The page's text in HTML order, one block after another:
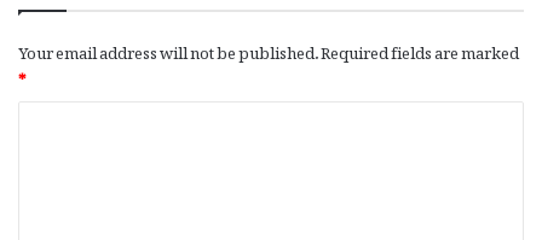
Your email address will not be published.Required fields are marked
*